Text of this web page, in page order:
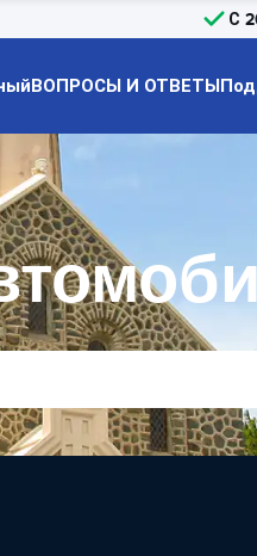
С
ВОПРОСЫ И ОТВЕТЫ